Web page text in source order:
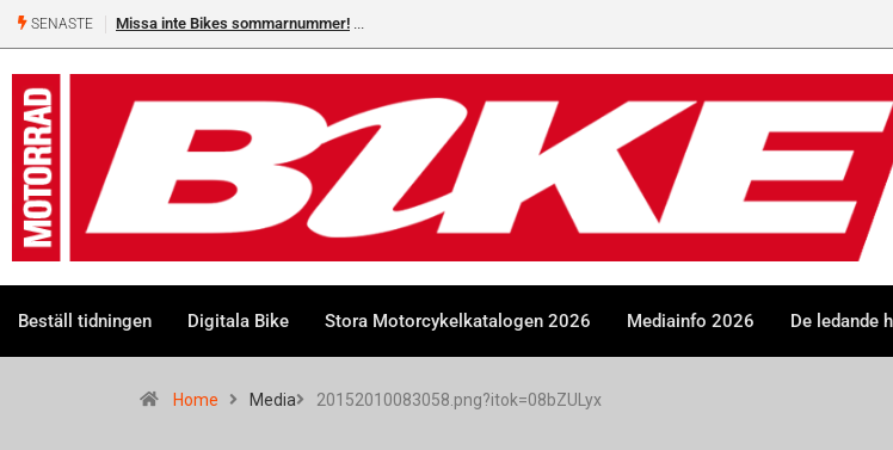
SENASTE Missa inte Bikes sommarnummer!
Beställ tidningen Digitala Bike Stora Motorcykelkatalogen 2026 Mediainfo 2026 De ledande
Home Media 20152010083058.png?itok=08bZULyx